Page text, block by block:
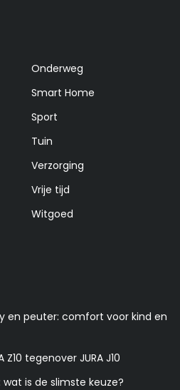
Onderweg
Smart Home
Sport
Tuin
Verzorging
Vrije tijd
Witgoed
en peuter: comfort voor kind en
tegenover JURA J10
wat is de slimste keuze?